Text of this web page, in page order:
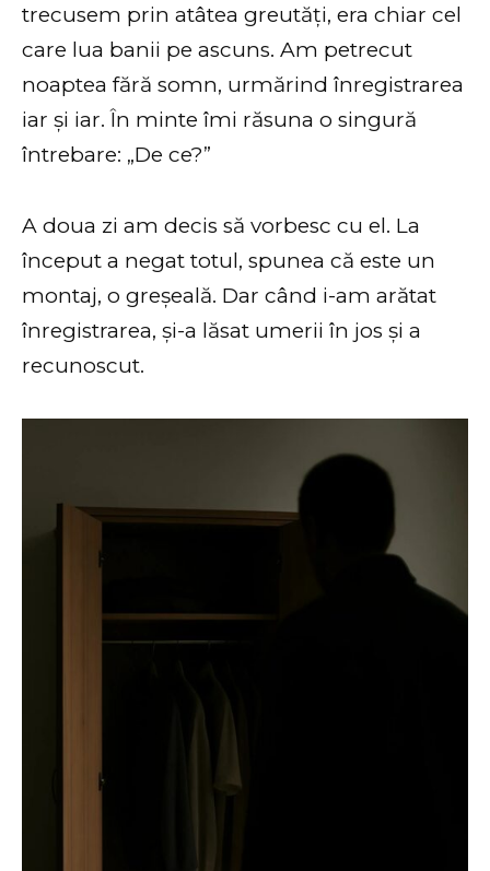
trecusem prin atâtea greutăți, era chiar cel
care lua banii pe ascuns. Am petrecut
noaptea fără somn, urmărind înregistrarea
iar și iar. În minte îmi răsuna o singură
întrebare: „De ce?”
A doua zi am decis să vorbesc cu el. La
început a negat totul, spunea că este un
montaj, o greșeală. Dar când i-am arătat
înregistrarea, și-a lăsat umerii în jos și a
recunoscut.